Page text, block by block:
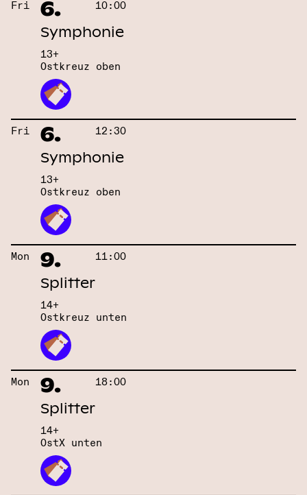
Fri 6. 10:00
Symphonie
13+
Ostkreuz oben
Fri 6. 12:30
Symphonie
13+
Ostkreuz oben
Mon 9. 11:00
Splitter
14+
Ostkreuz unten
Mon 9. 18:00
Splitter
14+
OstX unten